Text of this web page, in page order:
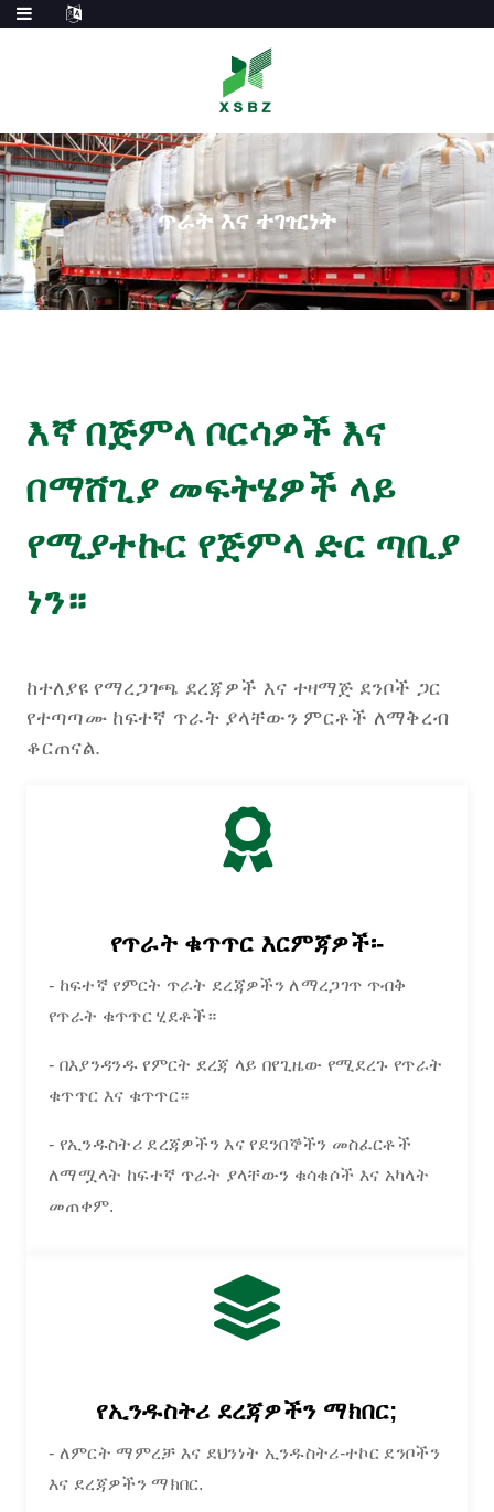
ጥራት እና ተገዢነት
እኛ በጅምላ ቦርሳዎች እና
በማሸጊያ መፍትሄዎች ላይ
የሚያተኩር የጅምላ ድር ጣቢያ
ነን።
ከተለያዩ የማረጋገጫ ደረጃዎች እና ተዛማጅ ደንቦች ጋር
የተጣጣሙ ከፍተኛ ጥራት ያላቸውን ምርቶች ለማቅረብ
ቆርጠናል.
የጥራት ቁጥጥር እርምጃዎች፡-
- ከፍተኛ የምርት ጥራት ደረጃዎችን ለማረጋገጥ ጥብቅ
የጥራት ቁጥጥር ሂደቶች።
- በእያንዳንዱ የምርት ደረጃ ላይ በየጊዜው የሚደረጉ የጥራት
ቁጥጥር እና ቁጥጥር።
- የኢንዱስትሪ ደረጃዎችን እና የደንበኞችን መስፈርቶች
ለማሟላት ከፍተኛ ጥራት ያላቸውን ቁሳቁሶች እና አካላት
መጠቀም.
የኢንዱስትሪ ደረጃዎችን ማክበር;
- ለምርት ማምረቻ እና ደህንነት ኢንዱስትሪ-ተኮር ደንቦችን
እና ደረጃዎችን ማክበር.